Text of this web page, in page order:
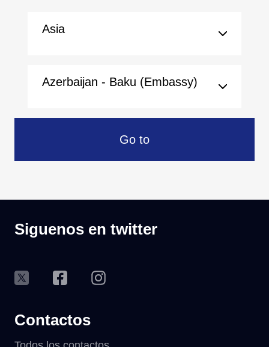
Asia
Azerbaijan - Baku (Embassy)
Go to
Siguenos en twitter
Contactos